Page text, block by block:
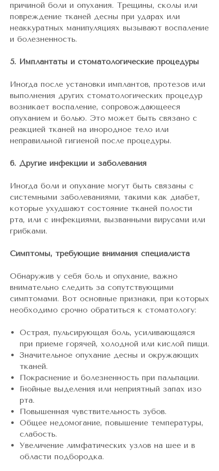
причиной боли и опухания. Трещины, сколы или
повреждение тканей десны при ударах или
неаккуратных манипуляциях вызывают воспаление
и болезненность.
5. Имплантаты и стоматологические процедуры
Иногда после установки имплантов, протезов или
выполнения других стоматологических процедур
возникает воспаление, сопровождающееся
опуханием и болью. Это может быть связано с
реакцией тканей на инородное тело или
неправильной гигиеной после процедуры.
6. Другие инфекции и заболевания
Иногда боли и опухание могут быть связаны с
системными заболеваниями, такими как диабет,
которые ухудшают состояние тканей полости
рта, или с инфекциями, вызванными вирусами или
грибками.
Симптомы, требующие внимания специалиста
Обнаружив у себя боль и опухание, важно
внимательно следить за сопутствующими
симптомами. Вот основные признаки, при которых
необходимо срочно обратиться к стоматологу:
Острая, пульсирующая боль, усиливающаяся
при приеме горячей, холодной или кислой пищи.
Значительное опухание десны и окружающих
тканей.
Покраснение и болезненность при пальпации.
Гнойные выделения или неприятный запах изо
рта.
Повышенная чувствительность зубов.
Общее недомогание, повышение температуры,
слабость.
Увеличение лимфатических узлов на шее и в
области подбородка.